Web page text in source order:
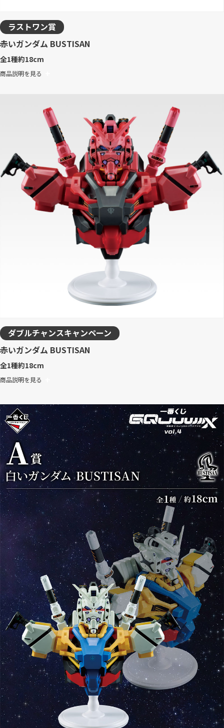
ラストワン賞
赤いガンダム BUSTISAN
全1種約18cm
商品説明を見る
ダブルチャンスキャンペーン
赤いガンダム BUSTISAN
全1種約18cm
商品説明を見る